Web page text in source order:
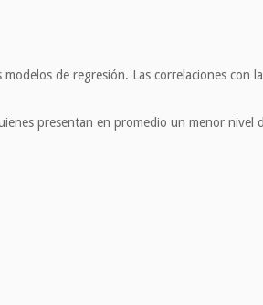
de regresión. Las correlaciones con la
presentan en promedio un menor nivel